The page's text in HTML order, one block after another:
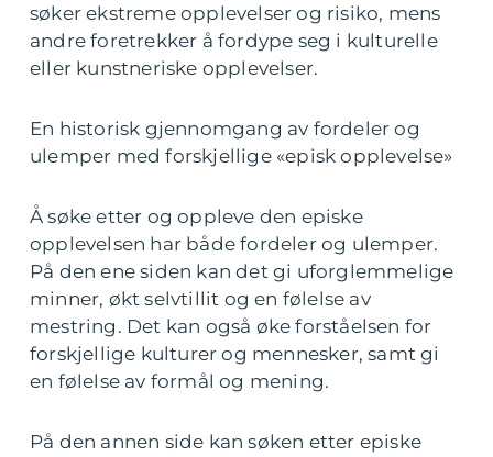
søker ekstreme opplevelser og risiko, mens
andre foretrekker å fordype seg i kulturelle
eller kunstneriske opplevelser.
En historisk gjennomgang av fordeler og
ulemper med forskjellige «episk opplevelse»
Å søke etter og oppleve den episke
opplevelsen har både fordeler og ulemper.
På den ene siden kan det gi uforglemmelige
minner, økt selvtillit og en følelse av
mestring. Det kan også øke forståelsen for
forskjellige kulturer og mennesker, samt gi
en følelse av formål og mening.
På den annen side kan søken etter episke